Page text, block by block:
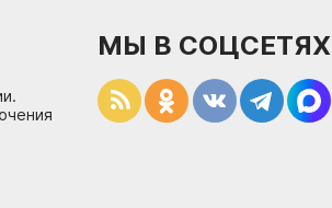
МЫ В СОЦСЕТЯХ